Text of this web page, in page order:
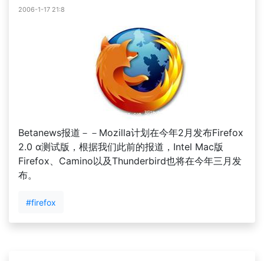
2006-1-17 21:8
Betanews报道－－Mozilla计划在今年2月发布Firefox
2.0 α测试版，根据我们此前的报道，Intel Mac版
Firefox、Camino以及Thunderbird也将在今年三月发
布。
#firefox